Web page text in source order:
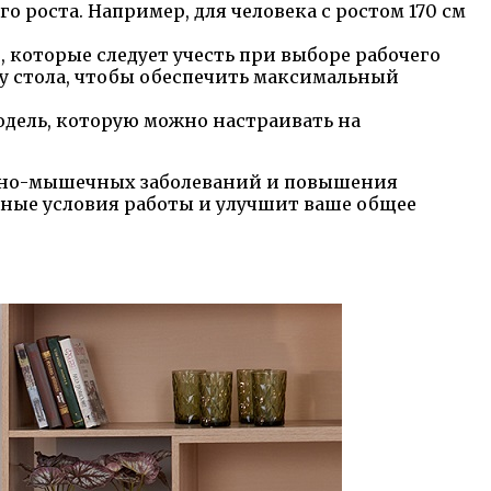
роста. Например, для человека с ростом 170 см
следует учесть при выборе рабочего
стола, чтобы обеспечить максимальный
которую можно настраивать на
мышечных заболеваний и повышения
условия работы и улучшит ваше общее